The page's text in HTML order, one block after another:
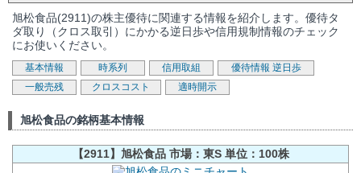
旭松食品(2911)の株主優待に関連する情報を紹介します。優待タ
ダ取り（クロス取引）にかかる逆日歩や信用規制情報のチェック
にお使いください。
基本情報 時系列 信用取組 優待情報 逆日歩
一般売残
クロスコスト 適時開示
旭松食品の銘柄基本情報
【2911】旭松食品 市場：東S 単位：100株